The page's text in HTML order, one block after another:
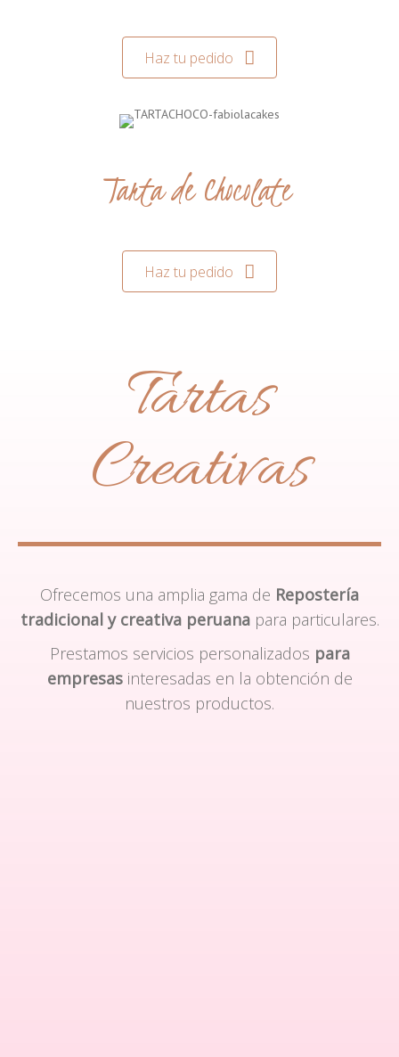
Haz tu pedido
Tarta de Chocolate
Haz tu pedido
Tartas
Creativas
Ofrecemos una amplia gama de Repostería
tradicional y creativa peruanapara particulares.
Prestamos servicios personalizados para
empresasinteresadas en la obtención de
nuestros productos.